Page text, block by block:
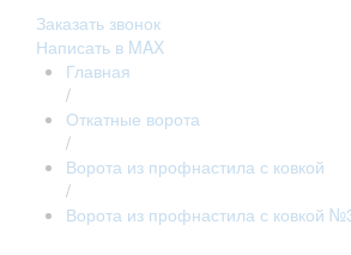
Заказать звонок
Написать в MAX
Главная
/
Откатные ворота
/
Ворота из профнастила с ковкой
/
Ворота из профнастила с ковкой